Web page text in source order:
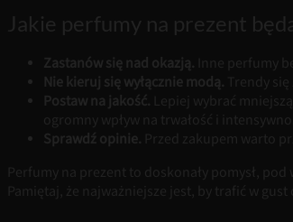
Jakie perfumy na prezent
Zastanów się nad okazją.
Inne perfumy
Nie kieruj się wyłącznie modą.
Trendy
Postaw na jakość. Lepiej wybrać
ogromny wpływ na trwałość i
Sprawdź opinie. Przed zakupem warto
Perfumy na prezent to doskonały pomysł,
Pamiętaj, że najważniejsze jest, by trafić w